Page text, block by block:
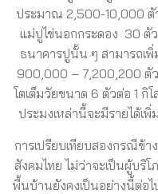
ประมาณ 2,500-10,000 ตั
แม่ปูไข่นอกกระดอง 30 ตั
ธนาคารปูนั้น ๆ สามารถเ
900,000 – 7,200,200 ตั
โตเต็มวัยขนาด 6 ตัวต่อ 1 กิ
ประมงเหล่านี้จะมีรายได้
การเปรียบเทียบสองกรณีข้
สังคมไทย ไม่ว่าจะเป็นผู้บริ
พื้นบ้านยังคงเป็นอย่างนี้ต่อไ